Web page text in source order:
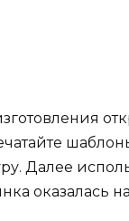
Далее
оказалась